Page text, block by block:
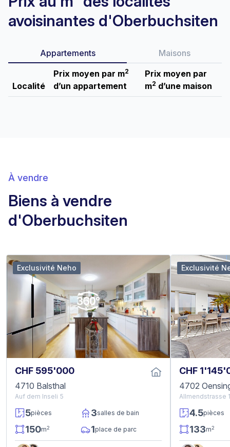
avoisinantes d'Oberbuchsiten
Appartements Maisons
Localité
Prix moyen par m2
d’un appartement
Prix moyen par
m2 d’une maison
À vendre
Biens à vendre
d'Oberbuchsiten
CHF 595'000
4710 Balsthal
Auf dem Inseli 5
5pièces 3salles de bain
150m2 1place de parc
Exclusivité Neho
CHF
4702
Allmendstrasse
4.5pièces
133m2
Exclusivité